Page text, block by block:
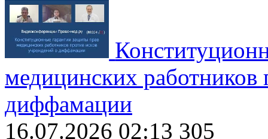
медицинских
диффамации
16.07.2026 02:13 305